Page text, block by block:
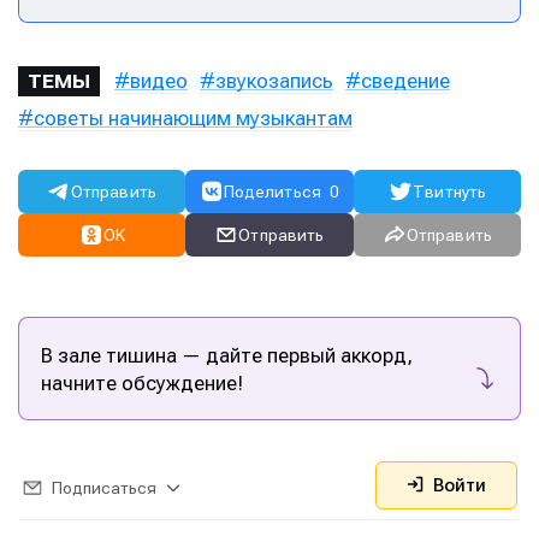
ТЕМЫ видео звукозапись
сведение
советы начинающим музыкантам
Отправить Поделиться 0 Твитнуть
OK Отправить Отправить
В зале тишина — дайте первый аккорд,
начните обсуждение!
Подписаться Войти